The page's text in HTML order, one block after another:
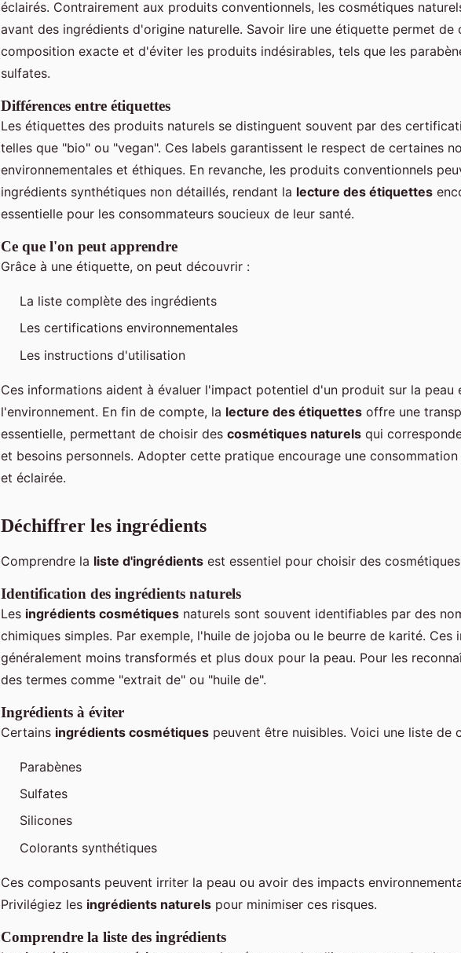
éclairés. Contrairement aux produits conventionnels, les cosmétiques
avant des ingrédients d'origine naturelle. Savoir lire une étiquette permet de
composition exacte et d'éviter les produits indésirables, tels que les
sulfates.
Différences entre étiquettes
Les étiquettes des produits naturels se distinguent souvent par des
telles que "bio" ou "vegan". Ces labels garantissent le respect de certaines
environnementales et éthiques. En revanche, les produits conventionnels
ingrédients synthétiques non détaillés, rendant la lecture des étiquettes
essentielle pour les consommateurs soucieux de leur santé.
Ce que l'on peut apprendre
Grâce à une étiquette, on peut découvrir :
La liste complète des ingrédients
Les certifications environnementales
Les instructions d'utilisation
Ces informations aident à évaluer l'impact potentiel d'un produit sur la peau
l'environnement. En fin de compte, la lecture des étiquettes offre une
essentielle, permettant de choisir des cosmétiques naturels qui
et besoins personnels. Adopter cette pratique encourage une
et éclairée.
Déchiffrer les ingrédients
Comprendre la liste d'ingrédients est essentiel pour choisir des
Identification des ingrédients naturels
Les ingrédients cosmétiques naturels sont souvent identifiables par des
chimiques simples. Par exemple, l'huile de jojoba ou le beurre de karité. Ces
généralement moins transformés et plus doux pour la peau. Pour les
des termes comme "extrait de" ou "huile de".
Ingrédients à éviter
Certains ingrédients cosmétiques peuvent être nuisibles. Voici une liste de
Parabènes
Sulfates
Silicones
Colorants synthétiques
Ces composants peuvent irriter la peau ou avoir des impacts
Privilégiez les ingrédients naturels pour minimiser ces risques.
Comprendre la liste des ingrédients